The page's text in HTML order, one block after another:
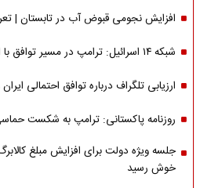
افزایش نجومی قبوض آب در تابستان |
شبکه ۱۴ اسرائیل: ترامپ در مسیر توافق با ایران قرار دارد
ارزیابی تلگراف درباره توافق احتمالی
روزنامه پاکستانی: ترامپ به شکست
جلسه ویژه دولت برای افزایش مبلغ
خوش رسید